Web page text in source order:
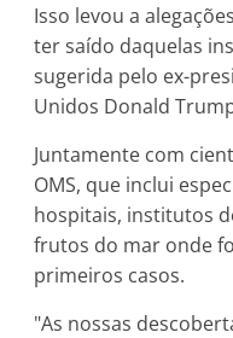
Isso levou a
ter saído daquelas
sugerida pelo ex-
Unidos Donald
Juntamente com
OMS, que inclui
hospitais, institutos
frutos do mar onde
primeiros casos.
"As nossas